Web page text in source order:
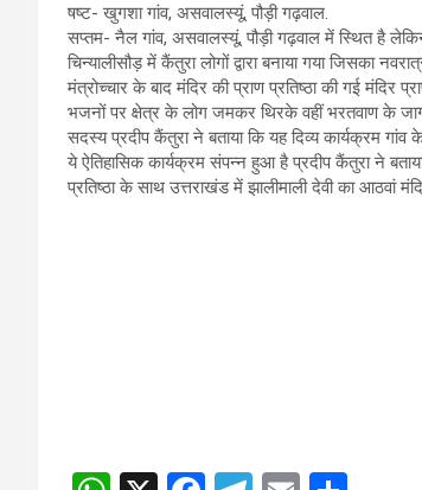
षष्ट- खुगशा गांव, असवालस्यूं, पौड़ी गढ़वाल.
सप्तम- नैल गांव, असवालस्यूं, पौड़ी गढ़वाल में स्थित है
चिन्यालीसौड़ में कैंतुरा लोगों द्वारा बनाया गया जिसका
मंत्रोच्चार के बाद मंदिर की प्राण प्रतिष्ठा की गई मंदिर
भजनों पर क्षेत्र के लोग जमकर थिरके वहीं भरतवाण के
सदस्य प्रदीप कैंतुरा ने बताया कि यह दिव्य कार्यक्रम
ये ऐतिहासिक कार्यक्रम संपन्न हुआ है प्रदीप कैंतुरा ने
प्रतिष्ठा के साथ उत्तराखंड में झालीमाली देवी का आठवां